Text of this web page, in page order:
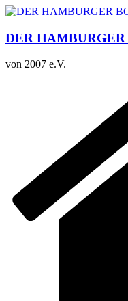
Zum
springen
DER
von 2007 e.V.